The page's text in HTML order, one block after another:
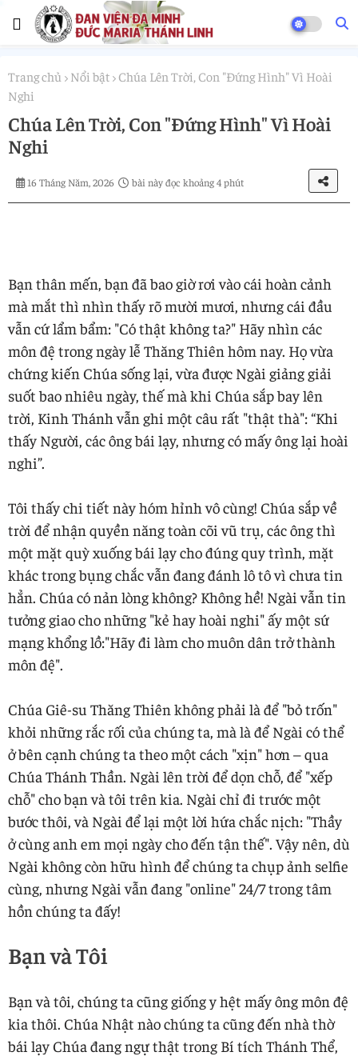
Trang chủ Nổi bật Chúa Lên Trời, Con "Đứng Hình" Vì Hoài
Nghi
Chúa Lên Trời, Con "Đứng Hình" Vì Hoài
Nghi
16 Tháng Năm, 2026 bài này đọc khoảng 4 phút
Bạn thân mến, bạn đã bao giờ rơi vào cái hoàn cảnh
mà mắt thì nhìn thấy rõ mười mươi, nhưng cái đầu
vẫn cứ lẩm bẩm: "Có thật không ta?" Hãy nhìn các
môn đệ trong ngày lễ Thăng Thiên hôm nay. Họ vừa
chứng kiến Chúa sống lại, vừa được Ngài giảng giải
suốt bao nhiêu ngày, thế mà khi Chúa sắp bay lên
trời, Kinh Thánh vẫn ghi một câu rất "thật thà": “Khi
thấy Người, các ông bái lạy, nhưng có mấy ông lại hoài
nghi”.
Tôi thấy chi tiết này hóm hỉnh vô cùng! Chúa sắp về
trời để nhận quyền năng toàn cõi vũ trụ, các ông thì
một mặt quỳ xuống bái lạy cho đúng quy trình, mặt
khác trong bụng chắc vẫn đang đánh lô tô vì chưa tin
hẳn. Chúa có nản lòng không? Không hề! Ngài vẫn tin
tưởng giao cho những "kẻ hay hoài nghi" ấy một sứ
mạng khổng lồ:"Hãy đi làm cho muôn dân trở thành
môn đệ".
Chúa Giê-su Thăng Thiên không phải là để "bỏ trốn"
khỏi những rắc rối của chúng ta, mà là để Ngài có thể
ở bên cạnh chúng ta theo một cách "xịn" hơn – qua
Chúa Thánh Thần. Ngài lên trời để dọn chỗ, để "xếp
chỗ" cho bạn và tôi trên kia. Ngài chỉ đi trước một
bước thôi, và Ngài để lại một lời hứa chắc nịch: "Thầy
ở cùng anh em mọi ngày cho đến tận thế". Vậy nên, dù
Ngài không còn hữu hình để chúng ta chụp ảnh selfie
cùng, nhưng Ngài vẫn đang "online" 24/7 trong tâm
hồn chúng ta đấy!
Bạn và Tôi
Bạn và tôi, chúng ta cũng giống y hệt mấy ông môn đệ
kia thôi. Chúa Nhật nào chúng ta cũng đến nhà thờ
bái lạy Chúa đang ngự thật trong Bí tích Thánh Thể,